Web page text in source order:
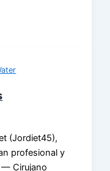
(Jordiet45),
profesional y
— Cirujano